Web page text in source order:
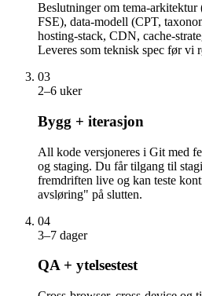
Beslutninger om tema-arkitektur
FSE), data-modell (CPT,
hosting-stack, CDN, cache-
Leveres som teknisk spec før vi
03
2–6 uker
Bygg + iterasjon
All kode versjoneres i Git med
og staging. Du får tilgang til
fremdriften live og kan teste
avsløring" på slutten.
04
3–7 dager
QA + ytelsestest